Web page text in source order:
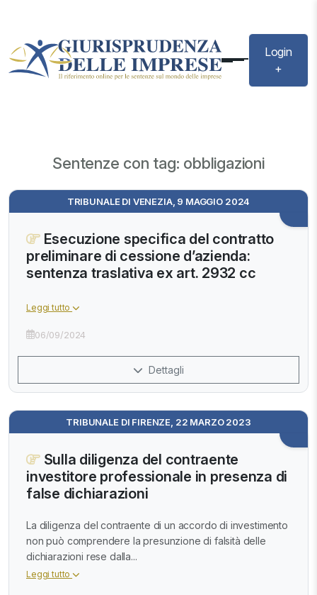
Login
+
Sentenze con tag: obbligazioni
TRIBUNALE DI VENEZIA, 9 MAGGIO 2024
Esecuzione specifica del contratto
preliminare di cessione d’azienda:
sentenza traslativa ex art. 2932 cc
Leggi tutto
06/09/2024
Dettagli
TRIBUNALE DI FIRENZE, 22 MARZO 2023
Sulla diligenza del contraente
investitore professionale in presenza di
false dichiarazioni
La diligenza del contraente di un accordo di investimento
non può comprendere la presunzione di falsità delle
dichiarazioni rese dalla...
Leggi tutto